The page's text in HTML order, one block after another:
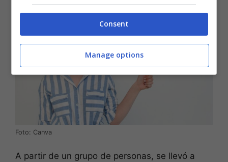
Foto: Canva
A partir de un grupo de personas, se llevó a
Consent
Manage options